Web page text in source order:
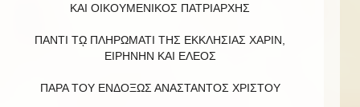
ΚΑΙ ΟΙΚΟΥΜΕΝΙΚΟΣ ΠΑΤΡΙΑΡΧΗΣ
ΠΑΝΤΙ Τῼ ΠΛΗΡΩΜΑΤΙ ΤΗΣ ΕΚΚΛΗΣΙΑΣ ΧΑΡΙΝ,
ΕΙΡΗΝΗΝ ΚΑΙ EΛΕΟΣ
ΠΑΡΑ ΤΟΥ ΕΝΔΟΞΩΣ ΑΝΑΣΤΑΝΤΟΣ ΧΡΙΣΤΟΥ